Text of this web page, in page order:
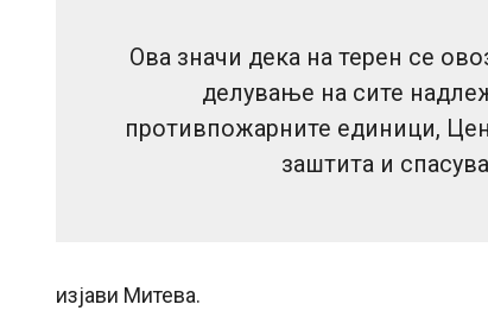
Ова значи дека на терен се
делување на сите
противпожарните единици,
заштита и
изјави Митева.